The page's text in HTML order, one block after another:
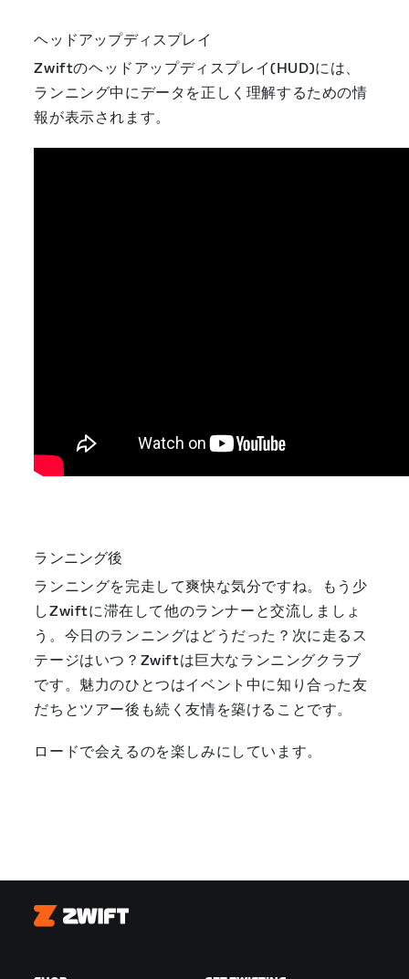
ヘッドアップディスプレイ
Zwiftのヘッドアップディスプレイ(HUD)には、
ランニング中にデータを正しく理解するための情
報が表示されます。
ランニング後
ランニングを完走して爽快な気分ですね。もう少
しZwiftに滞在して他のランナーと交流しましょ
う。今日のランニングはどうだった？次に走るス
テージはいつ？Zwiftは巨大なランニングクラブ
です。魅力のひとつはイベント中に知り合った友
だちとツアー後も続く友情を築けることです。
ロードで会えるのを楽しみにしています。
Zwift